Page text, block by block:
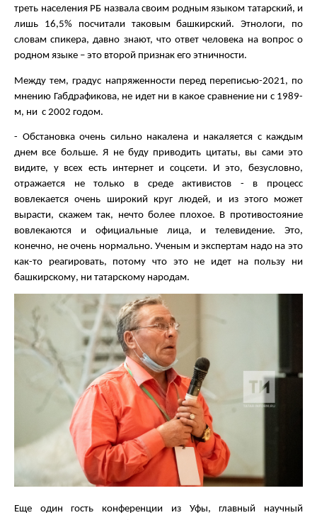
треть населения РБ назвала своим родным языком татарский, и
лишь 16,5% посчитали таковым башкирский. Этнологи, по
словам спикера, давно знают, что ответ человека на вопрос о
родном языке – это второй признак его этничности.
Между тем, градус напряженности перед переписью-2021, по
мнению Габдрафикова, не идет ни в какое сравнение ни с 1989-
м, ни с 2002 годом.
- Обстановка очень сильно накалена и накаляется с каждым
днем все больше. Я не буду приводить цитаты, вы сами это
видите, у всех есть интернет и соцсети. И это, безусловно,
отражается не только в среде активистов - в процесс
вовлекается очень широкий круг людей, и из этого может
вырасти, скажем так, нечто более плохое. В противостояние
вовлекаются и официальные лица, и телевидение. Это,
конечно, не очень нормально. Ученым и экспертам надо на это
как-то реагировать, потому что это не идет на пользу ни
башкирскому, ни татарскому народам.
Еще один гость конференции из Уфы, главный научный